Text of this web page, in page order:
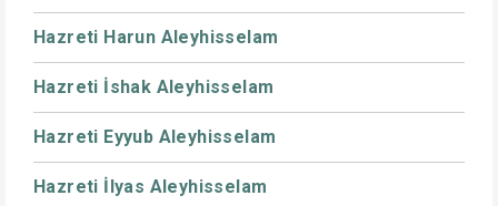
Hazreti Harun Aleyhisselam
Hazreti İshak Aleyhisselam
Hazreti Eyyub Aleyhisselam
Hazreti İlyas Aleyhisselam